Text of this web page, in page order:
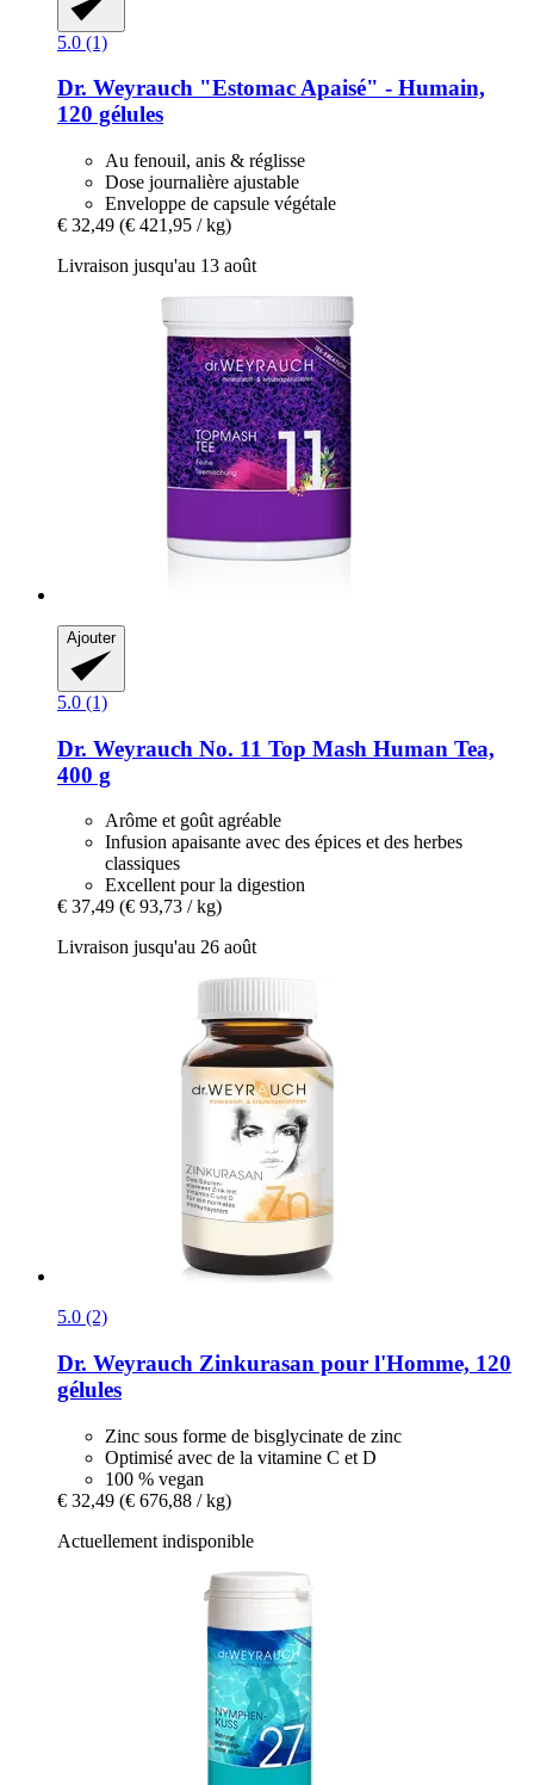
5.0 (1)
Dr. Weyrauch "Estomac Apaisé" -​ Humain,
120 gélules
Au fenouil, anis & réglisse
Dose journalière ajustable
Enveloppe de capsule végétale
€ 32,49 (€ 421,95 / kg)
Livraison jusqu'au 13 août
Ajouter
5.0 (1)
Dr. Weyrauch No. 11 Top Mash Human Tea,
400 g
Arôme et goût agréable
Infusion apaisante avec des épices et des herbes
classiques
Excellent pour la digestion
€ 37,49 (€ 93,73 / kg)
Livraison jusqu'au 26 août
5.0 (2)
Dr. Weyrauch Zinkurasan pour l'Homme, 120
gélules
Zinc sous forme de bisglycinate de zinc
Optimisé avec de la vitamine C et D
100 % vegan
€ 32,49 (€ 676,88 / kg)
Actuellement indisponible